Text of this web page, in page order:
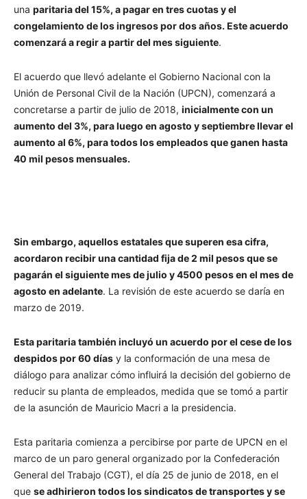
una paritaria del 15%, a pagar en tres cuotas y el
congelamiento de los ingresos por dos años. Este acuerdo
comenzará a regir a partir del mes siguiente.
El acuerdo que llevó adelante el Gobierno Nacional con la
Unión de Personal Civil de la Nación (UPCN), comenzará a
concretarse a partir de julio de 2018, inicialmente con un
aumento del 3%, para luego en agosto y septiembre llevar el
aumento al 6%, para todos los empleados que ganen hasta
40 mil pesos mensuales.
Sin embargo, aquellos estatales que superen esa cifra,
acordaron recibir una cantidad fija de 2 mil pesos que se
pagarán el siguiente mes de julio y 4500 pesos en el mes de
agosto en adelante. La revisión de este acuerdo se daría en
marzo de 2019.
Esta paritaria también incluyó un acuerdo por el cese de los
despidos por 60 días y la conformación de una mesa de
diálogo para analizar cómo influirá la decisión del gobierno de
reducir su planta de empleados, medida que se tomó a partir
de la asunción de Mauricio Macri a la presidencia.
Esta paritaria comienza a percibirse por parte de UPCN en el
marco de un paro general organizado por la Confederación
General del Trabajo (CGT), el día 25 de junio de 2018, en el
que se adhirieron todos los sindicatos de transportes y se